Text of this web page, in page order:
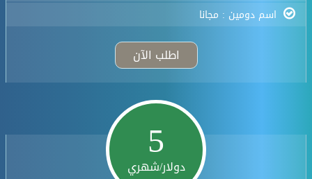
اسم دومين : مجانا
اطلب الآن
5
دولار/شهري